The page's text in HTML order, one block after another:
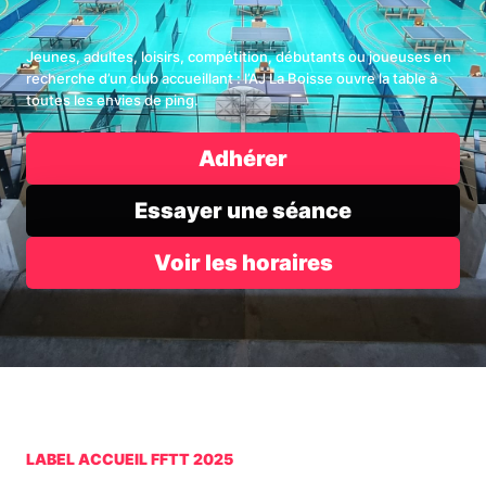
Jeunes, adultes, loisirs, compétition, débutants ou joueuses en
recherche d’un club accueillant : l’AJ La Boisse ouvre la table à
toutes les envies de ping.
Adhérer
Essayer une séance
Voir les horaires
LABEL ACCUEIL FFTT 2025